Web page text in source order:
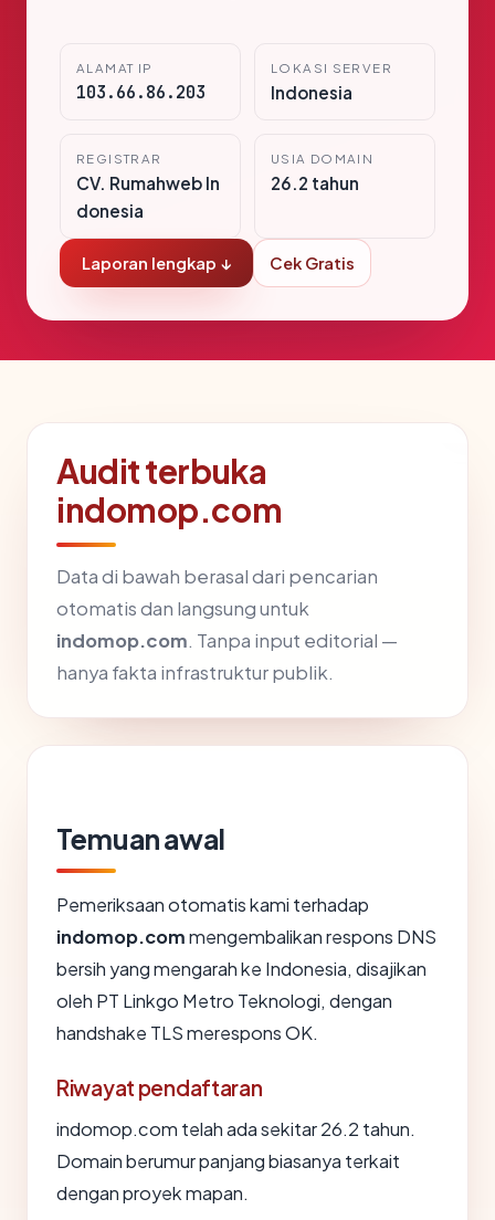
ALAMAT IP
103.66.86.203
LOKASI SERVER
Indonesia
REGISTRAR
CV. Rumahweb In
donesia
USIA DOMAIN
26.2 tahun
Laporan lengkap ↓ Cek Gratis
Audit terbuka
indomop.com
Data di bawah berasal dari pencarian
otomatis dan langsung untuk
indomop.com. Tanpa input editorial —
hanya fakta infrastruktur publik.
Temuan awal
Pemeriksaan otomatis kami terhadap
indomop.commengembalikan respons DNS
bersih yang mengarah ke Indonesia, disajikan
oleh PT Linkgo Metro Teknologi, dengan
handshake TLS merespons OK.
Riwayat pendaftaran
indomop.com telah ada sekitar 26.2 tahun.
Domain berumur panjang biasanya terkait
dengan proyek mapan.